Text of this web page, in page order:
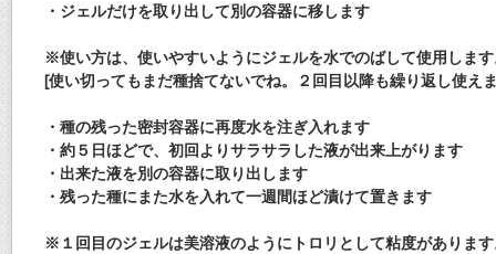
・ジェルだけを取り出して別の容器に移します
※使い方は、使いやすいようにジェルを水でのばして使用しま
[使い切ってもまだ種捨てないでね。２回目以降も繰り返し使え
・種の残った密封容器に再度水を注ぎ入れます
・約５日ほどで、初回よりサラサラした液が出来上がります
・出来た液を別の容器に取り出します
・残った種にまた水を入れて一週間ほど漬けて置きます
※１回目のジェルは美溶液のようにトロリとして粘度がありま